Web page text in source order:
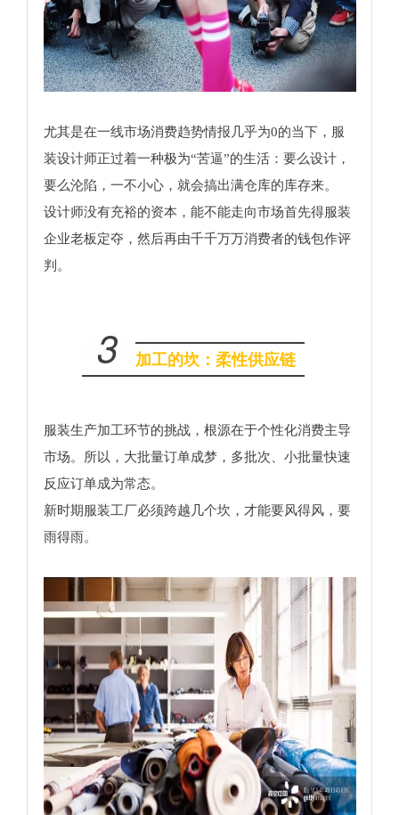
尤其是在一线市场消费趋势情报几乎为0的当下，服
装设计师正过着一种极为“苦逼”的生活：要么设计，
要么沦陷，一不小心，就会搞出满仓库的库存来。
设计师没有充裕的资本，能不能走向市场首先得服装
企业老板定夺，然后再由千千万万消费者的钱包作评
判。
3 加工的坎：柔性供应链
服装生产加工环节的挑战，根源在于个性化消费主导
市场。所以，大批量订单成梦，多批次、小批量快速
反应订单成为常态。
新时期服装工厂必须跨越几个坎，才能要风得风，要
雨得雨。